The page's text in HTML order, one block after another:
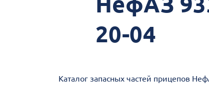
20-04
Каталог запасных частей прицепов